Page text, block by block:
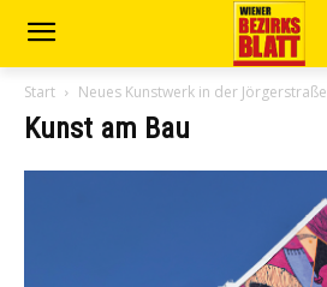
Start Neues Kunstwerk in der Jörgerstraße
Kunst am Bau